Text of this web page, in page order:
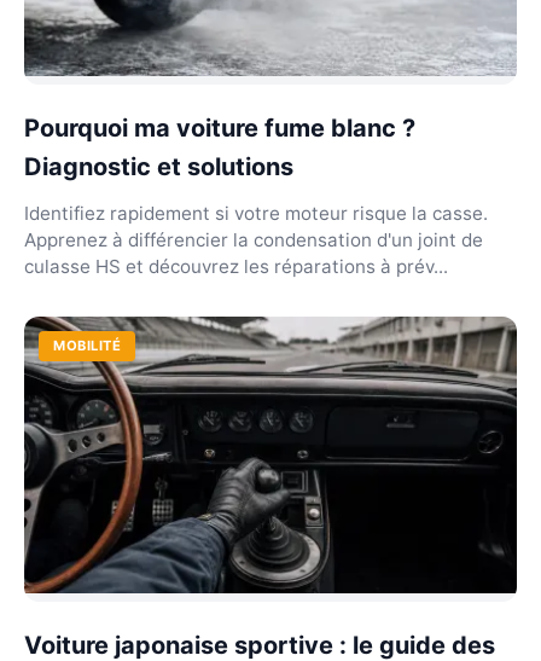
Pourquoi ma voiture fume blanc ?
Diagnostic et solutions
Identifiez rapidement si votre moteur risque la casse.
Apprenez à différencier la condensation d'un joint de
culasse HS et découvrez les réparations à prév...
MOBILITÉ
Voiture japonaise sportive : le guide des